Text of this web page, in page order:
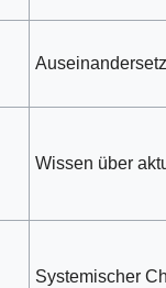
Wissen über
Systemischer